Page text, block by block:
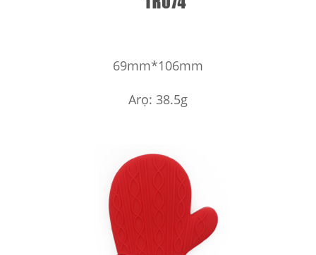
69mm*106mm
Arọ: 38.5g